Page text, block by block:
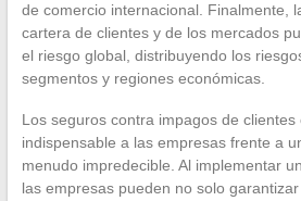
de comercio internacional. Finalmente,
cartera de clientes y de los mercados
el riesgo global, distribuyendo los
segmentos y regiones económicas.
Los seguros contra impagos de
indispensable a las empresas frente a
menudo impredecible. Al implementar
las empresas pueden no solo